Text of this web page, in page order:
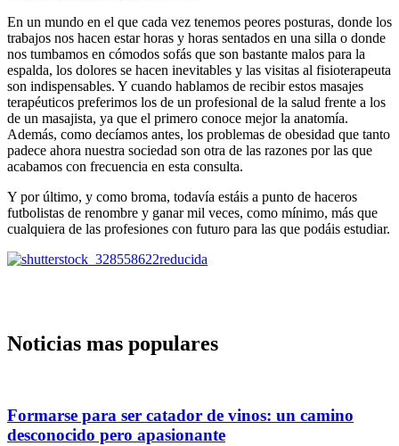
En un mundo en el que cada vez tenemos peores posturas, donde los
trabajos nos hacen estar horas y horas sentados en una silla o donde
nos tumbamos en cómodos sofás que son bastante malos para la
espalda, los dolores se hacen inevitables y las visitas al fisioterapeuta
son indispensables. Y cuando hablamos de recibir estos masajes
terapéuticos preferimos los de un profesional de la salud frente a los
de un masajista, ya que el primero conoce mejor la anatomía.
Además, como decíamos antes, los problemas de obesidad que tanto
padece ahora nuestra sociedad son otra de las razones por las que
acabamos con frecuencia en esta consulta.
Y por último, y como broma, todavía estáis a punto de haceros
futbolistas de renombre y ganar mil veces, como mínimo, más que
cualquiera de las profesiones con futuro para las que podáis estudiar.
Noticias mas populares
Formarse para ser catador de vinos: un camino
desconocido pero apasionante